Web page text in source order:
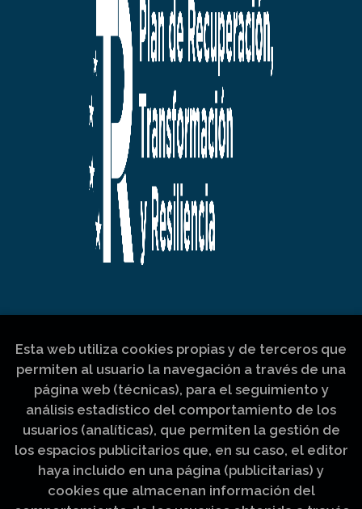
Esta web utiliza cookies propias y de terceros que
permiten al usuario la navegación a través de una
página web (técnicas), para el seguimiento y
análisis estadístico del comportamiento de los
usuarios (analíticas), que permiten la gestión de
los espacios publicitarios que, en su caso, el editor
haya incluido en una página (publicitarias) y
cookies que almacenan información del